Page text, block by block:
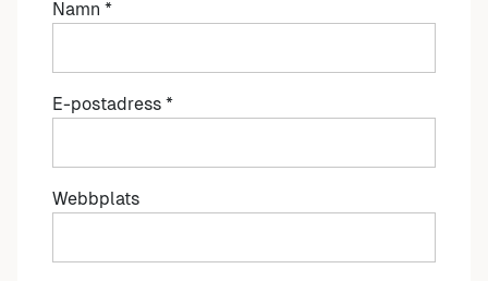
Namn *
E-postadress *
Webbplats